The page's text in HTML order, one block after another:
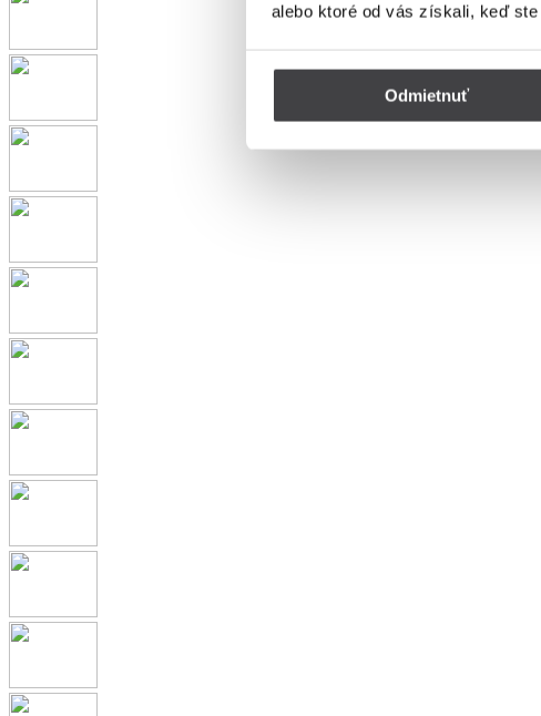
alebo ktoré od vás získali, keď
Odmietnuť